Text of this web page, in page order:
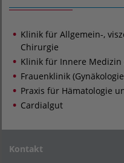
Klinik für Allgemein-,
Chirurgie
Klinik für Innere Medizin
Frauenklinik
Praxis für Hämatologie
Cardialgut
Kontakt